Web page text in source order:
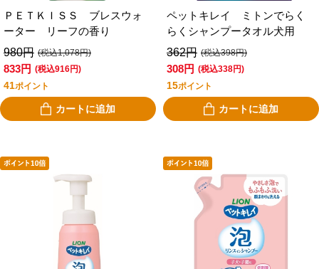
ＰＥＴＫＩＳＳ ブレスウォ
ーター リーフの香り
980円 (税込1,078円)
833円 (税込916円)
41ポイント
カートに追加
ペットキレイ ミトンでらく
らくシャンプータオル犬用
362円 (税込398円)
308円 (税込338円)
15ポイント
カートに追加